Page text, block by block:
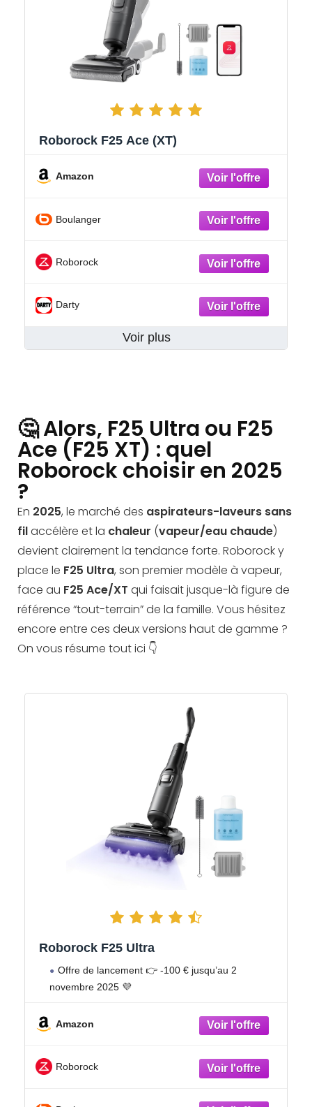
Roborock F25 Ace (XT)
Amazon
Boulanger
Roborock
Darty
Voir plus
🤔 Alors, F25 Ultra ou F25
Ace (F25 XT) : quel
Roborock choisir en 2025
?
En 2025, le marché des aspirateurs-laveurs sans
filaccélère et la chaleur (vapeur/eau chaude)
devient clairement la tendance forte. Roborock y
place le F25 Ultra, son premier modèle à vapeur,
face au F25 Ace/XT qui faisait jusque-là figure de
référence “tout-terrain” de la famille. Vous hésitez
encore entre ces deux versions haut de gamme ?
On vous résume tout ici 👇
Roborock F25 Ultra
Offre de lancement 👉 -100 € jusqu’au 2
novembre 2025 💜
Amazon
Roborock